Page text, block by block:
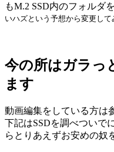
もM.2 SSD内のフォルダ
いハズという予想から変更して
今の所はガラっ
ます
動画編集をしている方は
下記はSSDを調べついで
らとりあえずお安めの奴